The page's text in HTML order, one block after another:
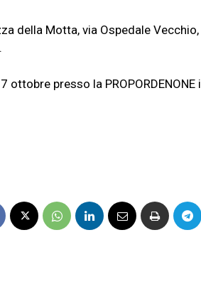
della Motta, via Ospedale
presso la PROPORDENONE